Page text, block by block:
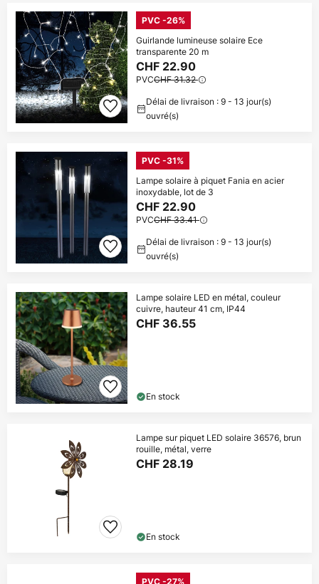
PVC -26%
Guirlande lumineuse solaire Ece
transparente 20 m
CHF 22.90
PVCCHF 31.32
Délai de livraison : 9 - 13 jour(s)
ouvré(s)
PVC -31%
Lampe solaire à piquet Fania en acier
inoxydable, lot de 3
CHF 22.90
PVCCHF 33.41
Délai de livraison : 9 - 13 jour(s)
ouvré(s)
Lampe solaire LED en métal, couleur
cuivre, hauteur 41 cm, IP44
CHF 36.55
En stock
Lampe sur piquet LED solaire 36576, brun
rouille, métal, verre
CHF 28.19
En stock
PVC -27%